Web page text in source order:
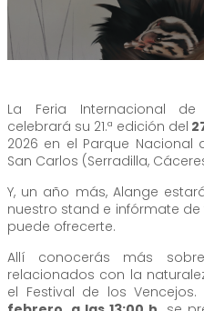
La Feria Internacional de
celebrará su 21.ª edición del
2026 en el Parque Nacional
San Carlos (Serradilla,
Y, un año más, Alange
nuestro stand e infórmate
puede ofrecerte.
Allí conocerás más
relacionados con la
el Festival de los Vencejos.